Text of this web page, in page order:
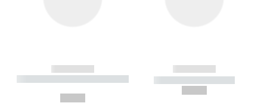
------------
----------- ----------- --------
------------
----------- -----------